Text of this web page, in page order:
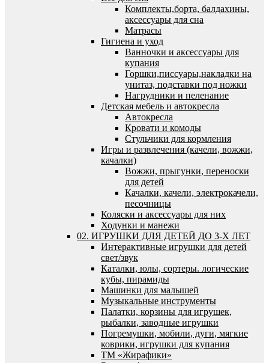
Комплекты,борта, балдахины,
аксессуары для сна
Матрасы
Гигиена и уход
Ванночки и аксессуары для
купания
Горшки,писсуары,накладки на
унитаз, подставки под ножки
Нагрудники и пеленание
Детская мебель и автокресла
Автокресла
Кровати и комоды
Стульчики для кормления
Игры и развлечения (качели, вожжи,
качалки)
Вожжи, прыгунки, переноски
для детей
Качалки, качели, электрокачели,
песочницы
Коляски и аксессуары для них
Ходунки и манежи
02. ИГРУШКИ ДЛЯ ДЕТЕЙ ДО 3-Х ЛЕТ
Интерактивные игрушки для детей
свет/звук
Каталки, юлы, сортеры. логические
кубы, пирамиды
Машинки для малышей
Музыкальные инструменты
Палатки, корзины для игрушек,
рыбалки, заводные игрушки
Погремушки, мобили, дуги, мягкие
коврики, игрушки для купания
ТМ «Жирафики»